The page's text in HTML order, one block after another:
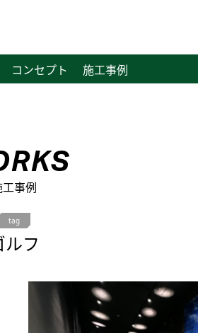
コンセプト 施工事例
事例
tag
ルフ